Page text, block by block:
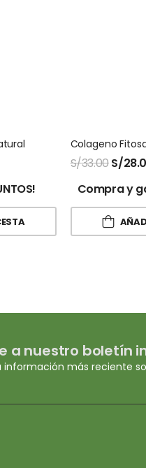
S/33.00S/
Compra y
a nuestro boletín
información más reciente